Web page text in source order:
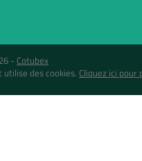
- Cotubex
des cookies. Cliquez ici pour